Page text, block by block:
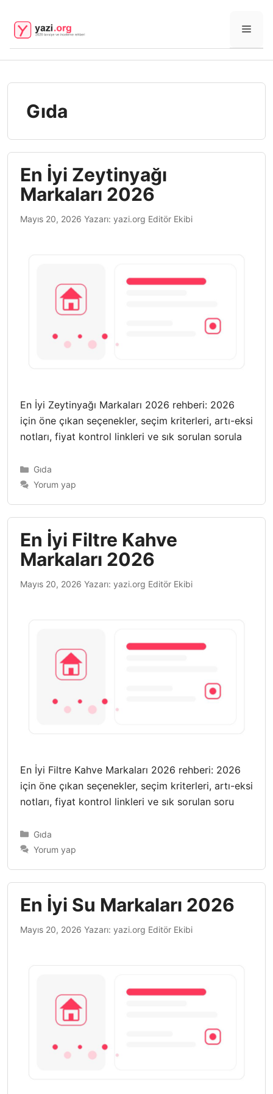
atla
Gıda
En İyi Zeytinyağı
Markaları 2026
Mayıs 20, 2026 Yazarı: yazi.org Editör Ekibi
En İyi Zeytinyağı Markaları 2026 rehberi: 2026
için öne çıkan seçenekler, seçim kriterleri, artı-eksi
notları, fiyat kontrol linkleri ve sık sorulan sorula
Kategoriler
Gıda
Yorum yap
En İyi Filtre Kahve
Markaları 2026
Mayıs 20, 2026 Yazarı: yazi.org Editör Ekibi
En İyi Filtre Kahve Markaları 2026 rehberi: 2026
için öne çıkan seçenekler, seçim kriterleri, artı-eksi
notları, fiyat kontrol linkleri ve sık sorulan soru
Kategoriler
Gıda
Yorum yap
En İyi Su Markaları 2026
Mayıs 20, 2026 Yazarı: yazi.org Editör Ekibi